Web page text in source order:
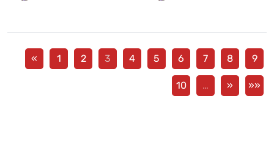
« 1 2 3 4 5 6 7 8 9
10 … » »»